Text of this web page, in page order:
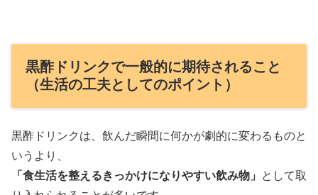
黒酢ドリンクで一般的に期待されること
（生活の工夫としてのポイント）
黒酢ドリンクは、飲んだ瞬間に何かが劇的に変わるものと
いうより、
「食生活を整えるきっかけになりやすい飲み物」
として取